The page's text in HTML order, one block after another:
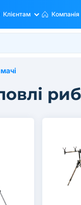
Клієнтам Компанія